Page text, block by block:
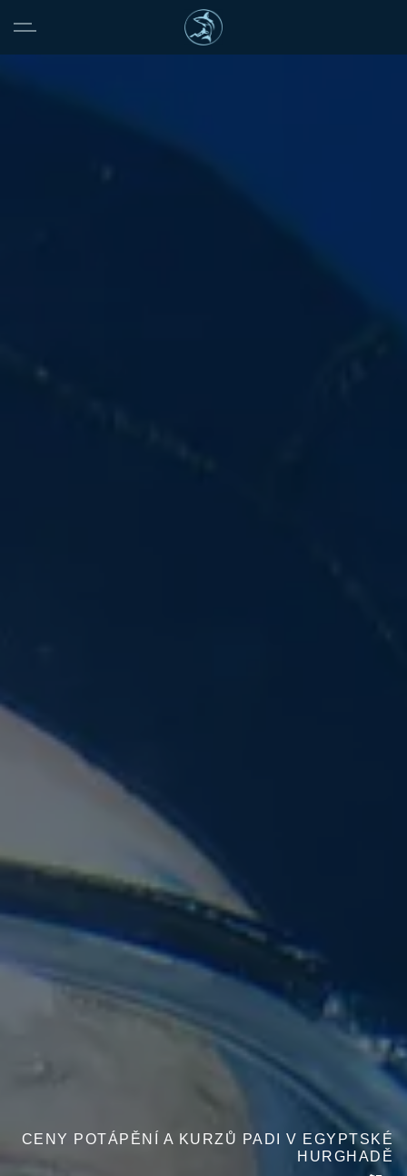
CENY POTÁPĚNÍ A KURZŮ PADI V EGYPTSKÉ
HURGHADĚ